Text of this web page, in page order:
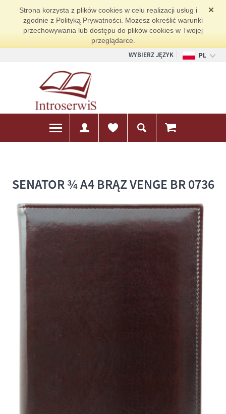
Strona korzysta z plików cookies w celu realizacji usług i
zgodnie z Polityką Prywatności. Możesz określić warunki
przechowywania lub dostępu do plików cookies w Twojej
przeglądarce.
WYBIERZ JĘZYK
PL
SENATOR ¾ A4 BRĄZ VENGE BR 0736